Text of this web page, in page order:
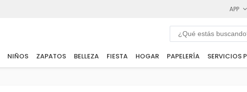
APP
NIÑOS ZAPATOS BELLEZA FIESTA HOGAR PAPELERÍA SERVICIOS